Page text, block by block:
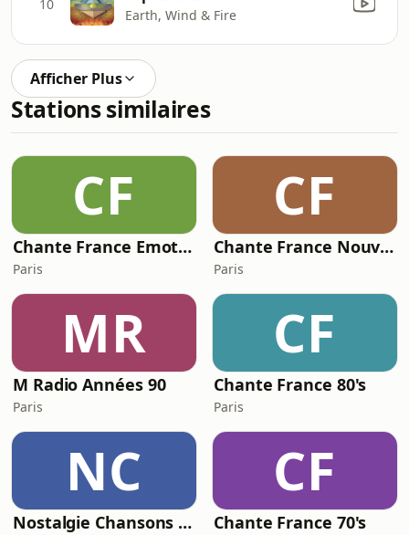
10
Earth, Wind & Fire
Afficher Plus
Stations similaires
CF
Chante France Emotion
Paris
CF
Chante France Nouveautés
Paris
MR
M Radio Années 90
Paris
CF
Chante France 80's
Paris
NC
Nostalgie Chansons Françaises
CF
Chante France 70's